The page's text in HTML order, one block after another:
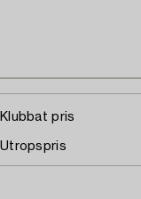
Klubbat pris
Utropspris